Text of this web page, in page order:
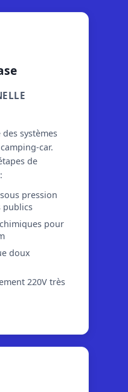
systèmes
car.
de
pression
publics
pour
doux
220V très